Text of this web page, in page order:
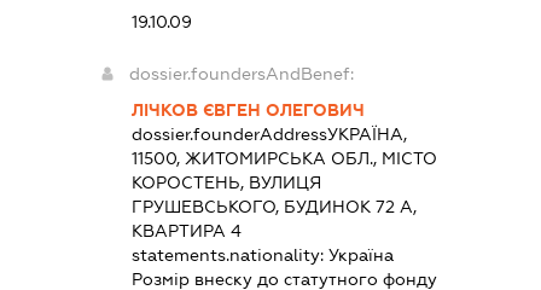
19.10.09
dossier.foundersAndBenef:
ЛІЧКОВ ЄВГЕН ОЛЕГОВИЧ
dossier.founderAddressУКРАЇНА,
11500, ЖИТОМИРСЬКА ОБЛ., МІСТО
КОРОСТЕНЬ, ВУЛИЦЯ
ГРУШЕВСЬКОГО, БУДИНОК 72 А,
КВАРТИРА 4
statements.nationality:Україна
Розмір внеску до статутного фонду